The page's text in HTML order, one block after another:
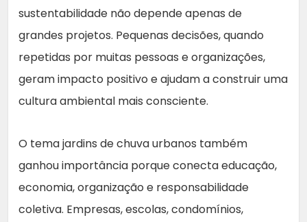
sustentabilidade não depende apenas de
grandes projetos. Pequenas decisões, quando
repetidas por muitas pessoas e organizações,
geram impacto positivo e ajudam a construir uma
cultura ambiental mais consciente.
O tema jardins de chuva urbanos também
ganhou importância porque conecta educação,
economia, organização e responsabilidade
coletiva. Empresas, escolas, condomínios,